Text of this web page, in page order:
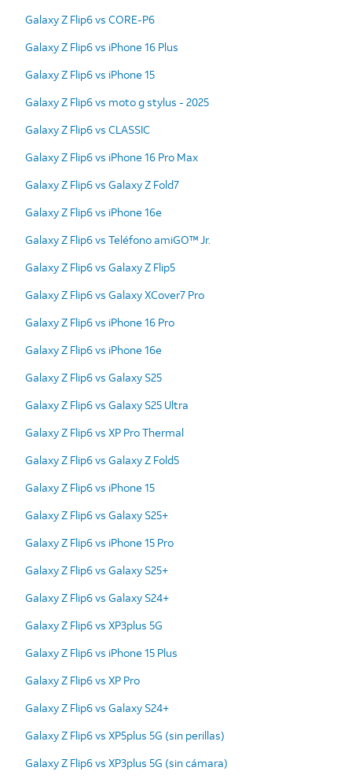
Galaxy Z Flip6 vs CORE-P6
Galaxy Z Flip6 vs iPhone 16 Plus
Galaxy Z Flip6 vs iPhone 15
Galaxy Z Flip6 vs moto g stylus - 2025
Galaxy Z Flip6 vs CLASSIC
Galaxy Z Flip6 vs iPhone 16 Pro Max
Galaxy Z Flip6 vs Galaxy Z Fold7
Galaxy Z Flip6 vs iPhone 16e
Galaxy Z Flip6 vs Teléfono amiGO™ Jr.
Galaxy Z Flip6 vs Galaxy Z Flip5
Galaxy Z Flip6 vs Galaxy XCover7 Pro
Galaxy Z Flip6 vs iPhone 16 Pro
Galaxy Z Flip6 vs iPhone 16e
Galaxy Z Flip6 vs Galaxy S25
Galaxy Z Flip6 vs Galaxy S25 Ultra
Galaxy Z Flip6 vs XP Pro Thermal
Galaxy Z Flip6 vs Galaxy Z Fold5
Galaxy Z Flip6 vs iPhone 15
Galaxy Z Flip6 vs Galaxy S25+
Galaxy Z Flip6 vs iPhone 15 Pro
Galaxy Z Flip6 vs Galaxy S25+
Galaxy Z Flip6 vs Galaxy S24+
Galaxy Z Flip6 vs XP3plus 5G
Galaxy Z Flip6 vs iPhone 15 Plus
Galaxy Z Flip6 vs XP Pro
Galaxy Z Flip6 vs Galaxy S24+
Galaxy Z Flip6 vs XP5plus 5G (sin perillas)
Galaxy Z Flip6 vs XP3plus 5G (sin cámara)